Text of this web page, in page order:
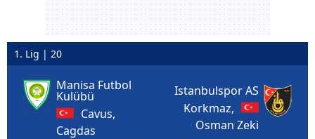
1. Lig | 20
Manisa Futbol
Kulübü
Cavus,
Cagdas
Istanbulspor AS
Korkmaz,
Osman Zeki